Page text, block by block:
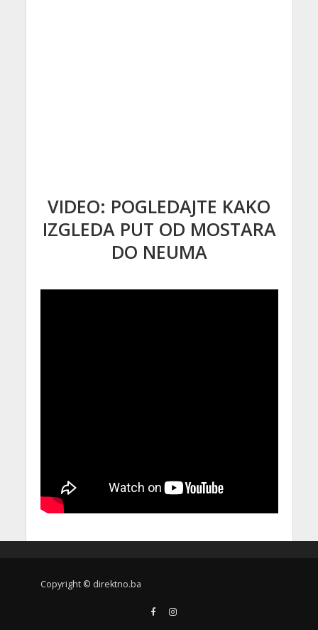
VIDEO: POGLEDAJTE KAKO
IZGLEDA PUT OD MOSTARA
DO NEUMA
Copyright © direktno.ba